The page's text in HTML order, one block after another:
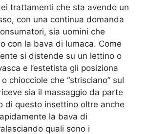
trattamenti che sta avendo un
con una continua domanda
sia uomini che
con la bava di lumaca. Come
si distende su un lettino o
e l’estetista gli posiziona
chiocciole che “strisciano” sul
sia il massaggio da parte
di questo insettino oltre anche
la bava di
quali sono i